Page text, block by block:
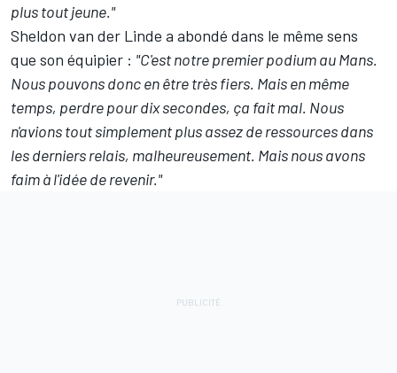
plus tout jeune."
Sheldon van der Linde a abondé dans le même sens
que son équipier : "C'est notre premier podium au Mans.
Nous pouvons donc en être très fiers. Mais en même
temps, perdre pour dix secondes, ça fait mal. Nous
n'avions tout simplement plus assez de ressources dans
les derniers relais, malheureusement. Mais nous avons
faim à l'idée de revenir."